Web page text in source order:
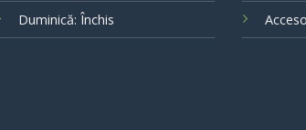
Duminică: Închis